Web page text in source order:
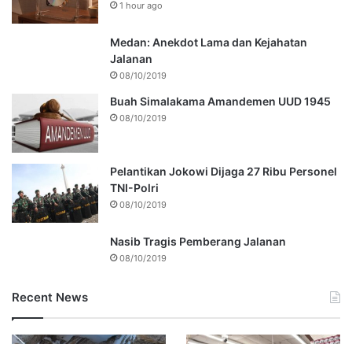
1 hour ago
Medan: Anekdot Lama dan Kejahatan
Jalanan
08/10/2019
Buah Simalakama Amandemen UUD 1945
08/10/2019
Pelantikan Jokowi Dijaga 27 Ribu Personel
TNI-Polri
08/10/2019
Nasib Tragis Pemberang Jalanan
08/10/2019
Recent News